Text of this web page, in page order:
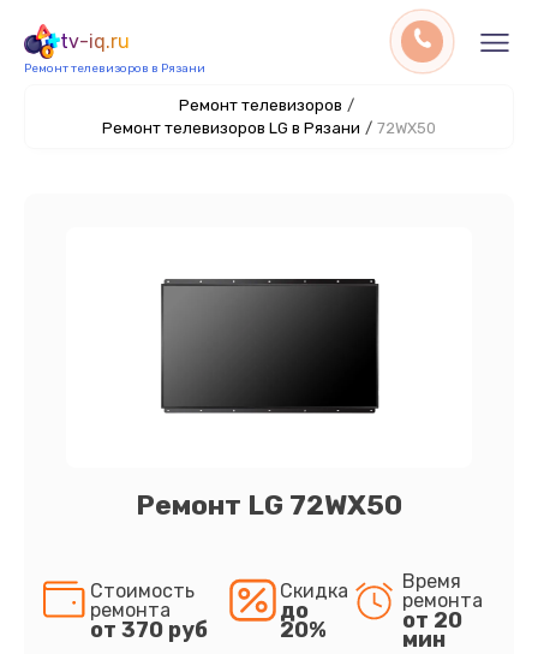
tv-iq.ru
Ремонт телевизоров в Рязани
Ремонт телевизоров /
Ремонт телевизоров LG в Рязани / 72WX50
Ремонт LG 72WX50
Стоимость
ремонта
от 370 руб
Скидка
до
20%
Время
ремонта
от 20
мин